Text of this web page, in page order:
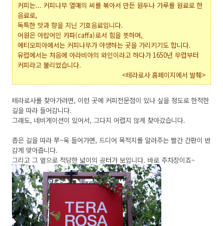
커피는... 커피나무 열매의 씨를 볶아서 만든 원두나 가루를 원료로 한
음료로,
독특한 맛과 향을 지닌 기호음료입니다.
어원은 아랍어인 카파(caffa)로서 힘을 뜻하며,
에티오피아에서는 커피나무가 야생하는 곳을 가리키기도 합니다.
유럽에서는 처음에 아라비아의 와인이라고 하다가 1650년 무렵부터
커피라고 불리었습니다.
<테라로사 홈페이지에서 발췌>
테라로사를 찾아가려면, 이런 곳에 커피전문점이 있나 싶을 정도로 한적한
길을 따라 들어갑니다.
그래도, 네비게이션이 있어서, 그다지 어렵지 않게 찾아갔습니다.
좁은 길을 따라 쭈~욱 들어가면, 드디어 목적지를 알려주는 빨간 간판이 반
갑게 맞아줍니다.
그리고 그 옆으로 적당한 넓이의 공터가 보입니다. 바로 주차장이죠~